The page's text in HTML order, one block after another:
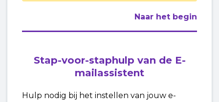
Naar het begin
Stap-voor-staphulp van de E-
mailassistent
Hulp nodig bij het instellen van jouw e-